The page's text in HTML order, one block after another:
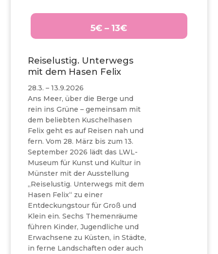
5€ – 13€
Reiselustig. Unterwegs
mit dem Hasen Felix
28.3. – 13.9.2026
Ans Meer, über die Berge und
rein ins Grüne – gemeinsam mit
dem beliebten Kuschelhasen
Felix geht es auf Reisen nah und
fern. Vom 28. März bis zum 13.
September 2026 lädt das LWL-
Museum für Kunst und Kultur in
Münster mit der Ausstellung
„Reiselustig. Unterwegs mit dem
Hasen Felix“ zu einer
Entdeckungstour für Groß und
Klein ein. Sechs Themenräume
führen Kinder, Jugendliche und
Erwachsene zu Küsten, in Städte,
in ferne Landschaften oder auch